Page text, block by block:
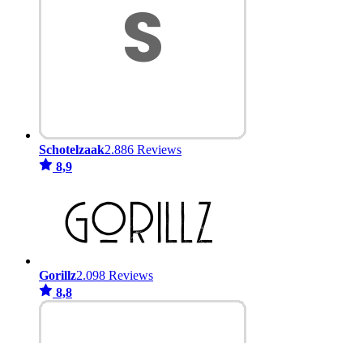
Schotelzaak2.886 Reviews
8,9
Gorillz2.098 Reviews
8,8